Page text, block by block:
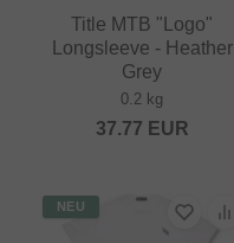
Title MTB "Logo"
Longsleeve - Heather
Grey
0.2 kg
37.77 EUR
NEU